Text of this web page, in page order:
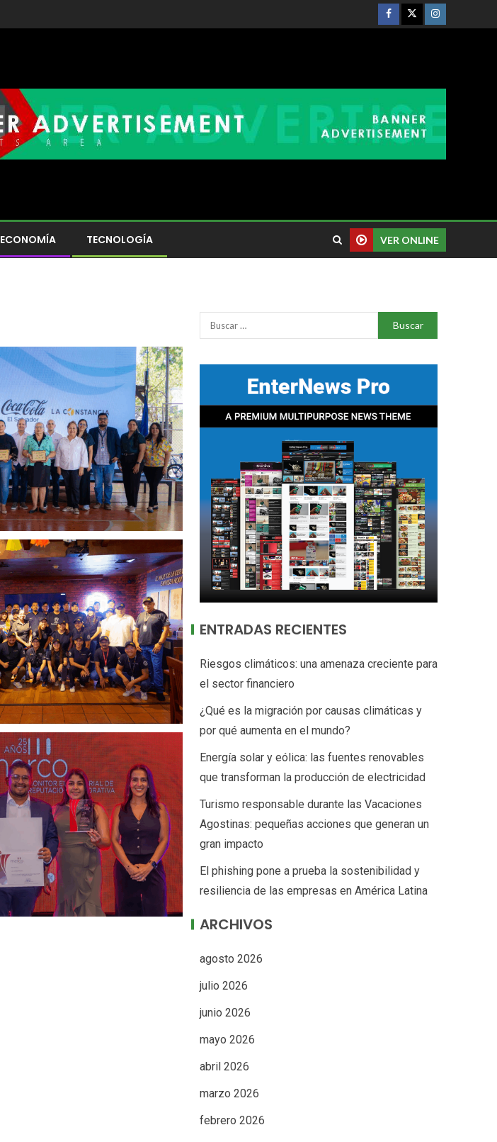
ECONOMÍA TECNOLOGÍA VER ONLINE
ENTRADAS RECIENTES
Riesgos climáticos: una amenaza creciente para
el sector financiero
¿Qué es la migración por causas climáticas y
por qué aumenta en el mundo?
Energía solar y eólica: las fuentes renovables
que transforman la producción de electricidad
Turismo responsable durante las Vacaciones
Agostinas: pequeñas acciones que generan un
gran impacto
El phishing pone a prueba la sostenibilidad y
resiliencia de las empresas en América Latina
ARCHIVOS
agosto 2026
julio 2026
junio 2026
mayo 2026
abril 2026
marzo 2026
febrero 2026